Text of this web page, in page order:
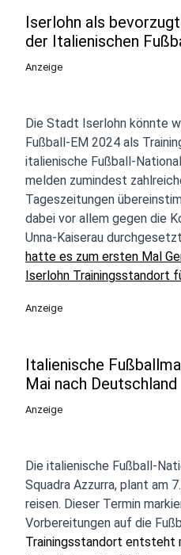
Iserlohn als
der Italienischen
Anzeige
Die Stadt Iserlohn könnte
Fußball-EM 2024 als
italienische Fußball-
melden zumindest
Tageszeitungen
dabei vor allem gegen die
Unna-Kaiserau
hatte es zum ersten Mal
Iserlohn Trainingsstandort
Anzeige
Italienische
Mai nach Deutschland
Anzeige
Die italienische Fußball-
Squadra Azzurra, plant am
reisen. Dieser Termin
Vorbereitungen auf die
Trainingsstandort entsteht